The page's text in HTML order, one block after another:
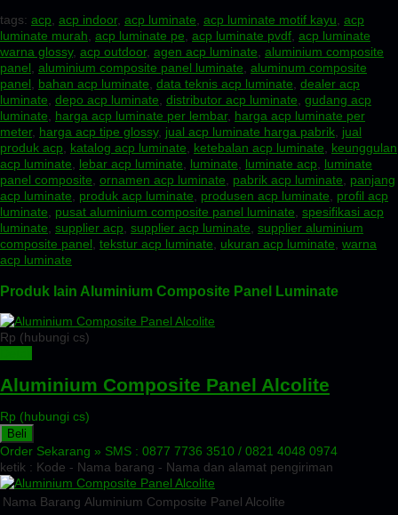
tags: acp, acp indoor, acp luminate, acp luminate motif kayu, acp
luminate murah, acp luminate pe, acp luminate pvdf, acp luminate
warna glossy, acp outdoor, agen acp luminate, aluminium composite
panel, aluminium composite panel luminate, aluminum composite
panel, bahan acp luminate, data teknis acp luminate, dealer acp
luminate, depo acp luminate, distributor acp luminate, gudang acp
luminate, harga acp luminate per lembar, harga acp luminate per
meter, harga acp tipe glossy, jual acp luminate harga pabrik, jual
produk acp, katalog acp luminate, ketebalan acp luminate, keunggulan
acp luminate, lebar acp luminate, luminate, luminate acp, luminate
panel composite, ornamen acp luminate, pabrik acp luminate, panjang
acp luminate, produk acp luminate, produsen acp luminate, profil acp
luminate, pusat aluminium composite panel luminate, spesifikasi acp
luminate, supplier acp, supplier acp luminate, supplier aluminium
composite panel, tekstur acp luminate, ukuran acp luminate, warna
acp luminate
Produk lain Aluminium Composite Panel Luminate
Rp (hubungi cs)
Aluminium Composite Panel Alcolite
Rp (hubungi cs)
Beli
Order Sekarang » SMS : 0877 7736 3510 / 0821 4048 0974
ketik : Kode - Nama barang - Nama dan alamat pengiriman
Nama Barang Aluminium Composite Panel Alcolite